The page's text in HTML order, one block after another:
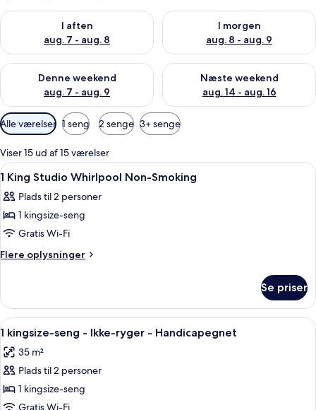
I aften
aug. 7 - aug. 8
Tjek tilgængelighed for i aften aug. 7 - aug. 8
I morgen
aug. 8 - aug. 9
Tjek tilgængelighed for i
Denne weekend
aug. 7 - aug. 9
Tjek tilgængelighed for denne weekend aug. 7 - aug. 9
Næste weekend
aug. 14 - aug. 16
Tjek tilgængelighed for næste
Tilgængelige
filtre
for
værelser
Alle værelser 1 seng 2 senge 3+ senge
Viser 15 ud af 15 værelser
Indlæs
alle
billeder
af
1
King
Non-
Smoking
Et hotelværelse med seng,
7
1 King Studio Whirlpool Non-Smoking
Plads til 2 personer
1 kingsize-seng
Gratis Wi-Fi
Flere oplysninger
Flere
King
Studio
Whirlpool
Non-
Smoking
Se priser
Indlæs
alle
billeder
af
1
kingsize-
Et hotelværelse med en stor seng,
5
1 kingsize-seng - Ikke-ryger - Handicapegnet
35 m²
Plads til 2 personer
1 kingsize-seng
Gratis Wi-Fi